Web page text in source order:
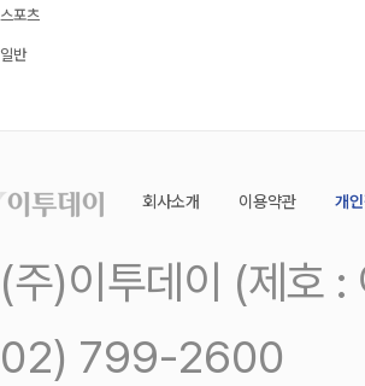
스포츠
일반
회사소개 이용약관 개
(주)이투데이 (제호
02) 799-2600